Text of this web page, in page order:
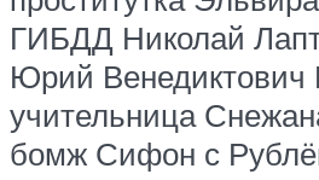
ГИБДД Николай
Юрий Венедиктович
учительница
бомж Сифон с